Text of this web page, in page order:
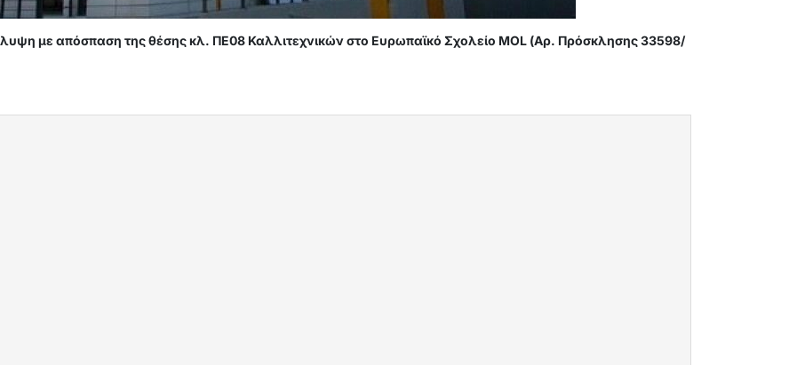
με απόσπαση της θέσης κλ. ΠΕ08 Καλλιτεχνικών στο Ευρωπαϊκό Σχολείο MOL (Αρ. Πρόσκλησης 33598/